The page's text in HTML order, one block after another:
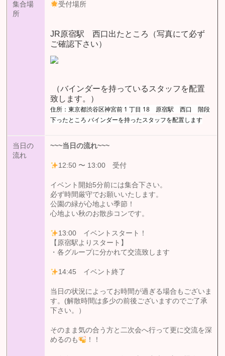
集合場
所
受付場所
JR原宿駅 西口出たところ（写真にて必ず
ご確認下さい）
（バインダーを持っているスタッフを配置
致します。）
住所：東京都渋谷区神宮前 1 丁目 18 原宿駅 西口 階段
下ったところ バインダーを持ったスタッフを配置します
当日の
流れ
~~~当日の流れ~~~
12:50 〜 13:00 受付
イベント開始5分前には集合下さい。
必ず時間厳守でお願いいたします。
公園の緑が心地よい季節！
心地よい秋のお散歩コンです。
13:00 イベントスタート！
【原宿駅よりスタート】
・各グループに分かれて交流致します
14:45 イベント終了
当日の状況によってお時間が過ぎる場合もございま
す。(解散時間は多少の前後ございますのでご了承
下さい。）
そのまま気の合う方と二次会へ行って更に交流を深
めるのも
！！